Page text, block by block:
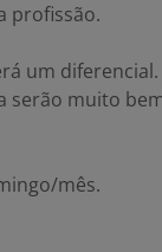
profissão.
um diferencial.
serão muito
mês.